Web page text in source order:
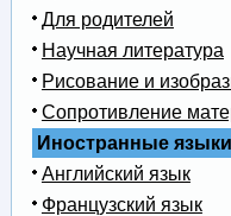
Для родителей
Научная литература
Рисование и
Сопротивление
Иностранные языки
Английский язык
Французский язык